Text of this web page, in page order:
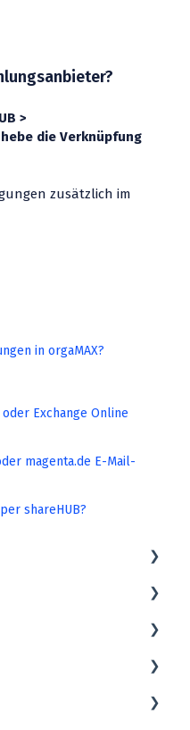
>
hebe die Verknüpfung
zusätzlich im
in orgaMAX?
Exchange Online
magenta.de E-Mail-
shareHUB?